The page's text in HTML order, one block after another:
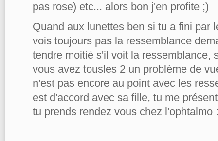
pas rose) etc... alors bon j'en profite ;)
Quand aux lunettes ben si tu a fini par
vois toujours pas la ressemblance
tendre moitié s'il voit la ressemblance,
vous avez tousles 2 un problème de
n'est pas encore au point avec les
est d'accord avec sa fille, tu me
tu prends rendez vous chez l'ophtalmo